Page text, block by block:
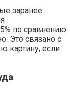
заранее
по сравнению
Это связано с
картину, если